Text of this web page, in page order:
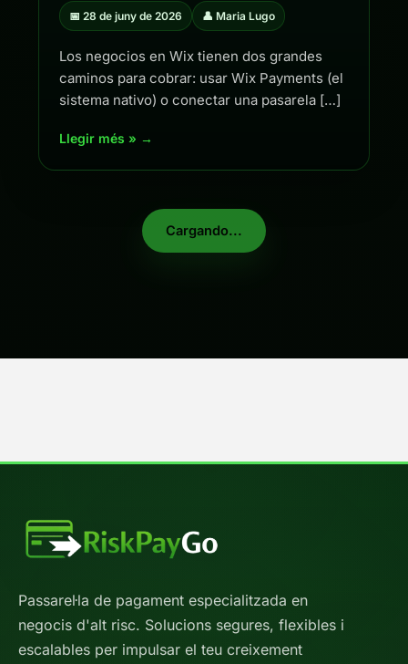
📅 28 de juny de 2026 👤 Maria Lugo
Los negocios en Wix tienen dos grandes
caminos para cobrar: usar Wix Payments (el
sistema nativo) o conectar una pasarela […]
Llegir més » →
Cargando...
Passarel·la de pagament especialitzada en
negocis d'alt risc. Solucions segures, flexibles i
escalables per impulsar el teu creixement